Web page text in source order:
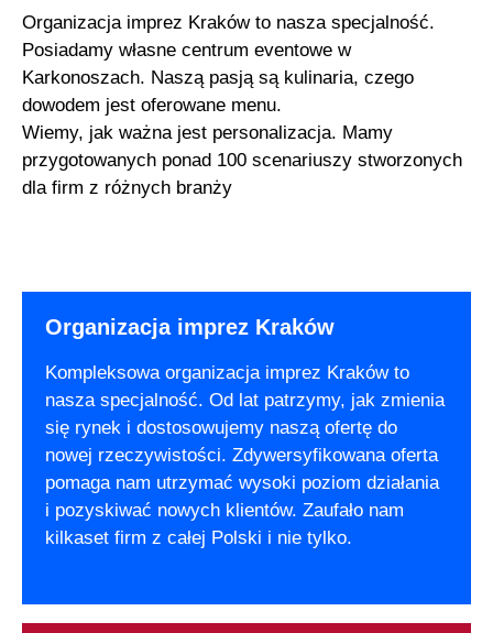
Organizacja imprez Kraków to nasza specjalność.
Posiadamy własne centrum eventowe w
Karkonoszach. Naszą pasją są kulinaria, czego
dowodem jest oferowane menu.
Wiemy, jak ważna jest personalizacja. Mamy
przygotowanych ponad 100 scenariuszy stworzonych
dla firm z różnych branży
Organizacja imprez Kraków
Kompleksowa organizacja imprez Kraków to
nasza specjalność. Od lat patrzymy, jak zmienia
się rynek i dostosowujemy naszą ofertę do
nowej rzeczywistości. Zdywersyfikowana oferta
pomaga nam utrzymać wysoki poziom działania
i pozyskiwać nowych klientów. Zaufało nam
kilkaset firm z całej Polski i nie tylko.